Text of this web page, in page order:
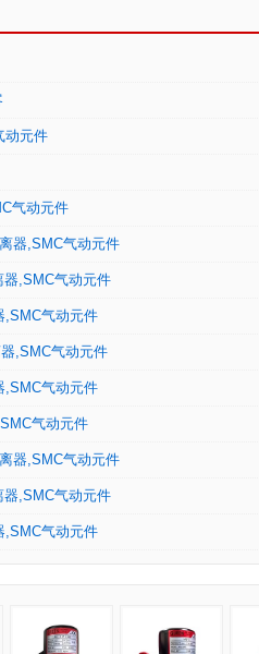
动元件
气动元件
器,SMC气动元件
器,SMC气动元件
,SMC气动元件
,SMC气动元件
,SMC气动元件
气动元件
器,SMC气动元件
器,SMC气动元件
,SMC气动元件